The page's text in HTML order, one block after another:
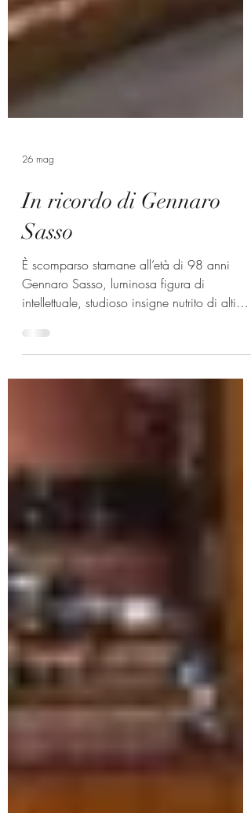
26 mag
In ricordo di Gennaro
Sasso
È scomparso stamane all’età di 98 anni
Gennaro Sasso, luminosa figura di
intellettuale, studioso insigne nutrito di alti
Ugo La Malfa. Nel ricordarlo con grande
familiari. Professore emerito dell’Università La
Sapienza di Roma, Sasso insegnò Storia
delle dottrine politiche, Storia della filosofia e
Filosof